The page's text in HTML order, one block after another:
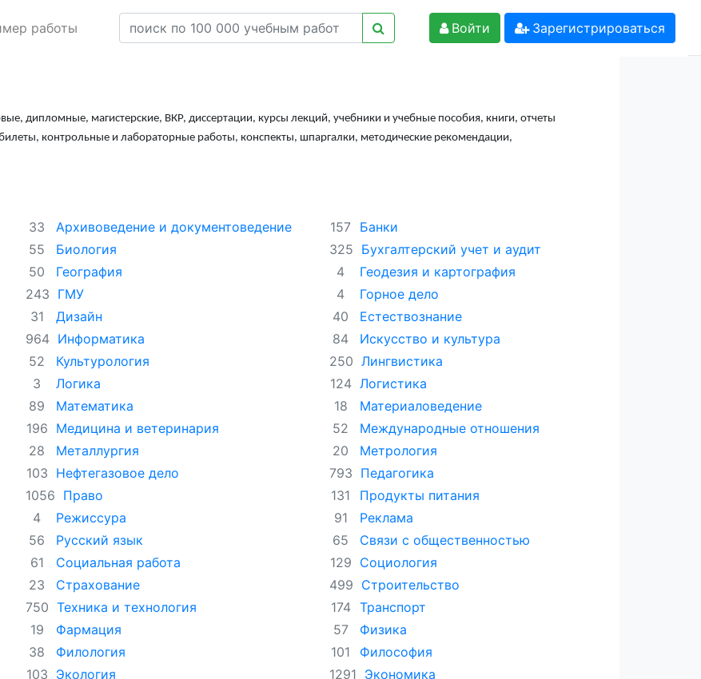
работы Войти Зарегистрироваться
дипломные, магистерские, ВКР, диссертации, курсы лекций, учебники и учебные пособия, книги, отчеты
контрольные и лабораторные работы, конспекты, шпаргалки, методические рекомендации,
33
Архивоведение и документоведение
55
Биология
50
География
243 ГМУ
31
Дизайн
964 Информатика
52
Культурология
3
Логика
89
Математика
196 Медицина и ветеринария
28
Металлургия
103 Нефтегазовое дело
1056 Право
4
Режиссура
56
Русский язык
61
Социальная работа
23
Страхование
750 Техника и технология
19
Фармация
38
Филология
103 Экология
157 Банки
325 Бухгалтерский учет и аудит
4
Геодезия и картография
4
Горное дело
40
Естествознание
84
Искусство и культура
250 Лингвистика
124 Логистика
18
Материаловедение
52
Международные отношения
20
Метрология
793 Педагогика
131
Продукты питания
91
Реклама
65
Связи с общественностью
129 Социология
499 Строительство
174 Транспорт
57
Физика
101
Философия
1291 Экономика